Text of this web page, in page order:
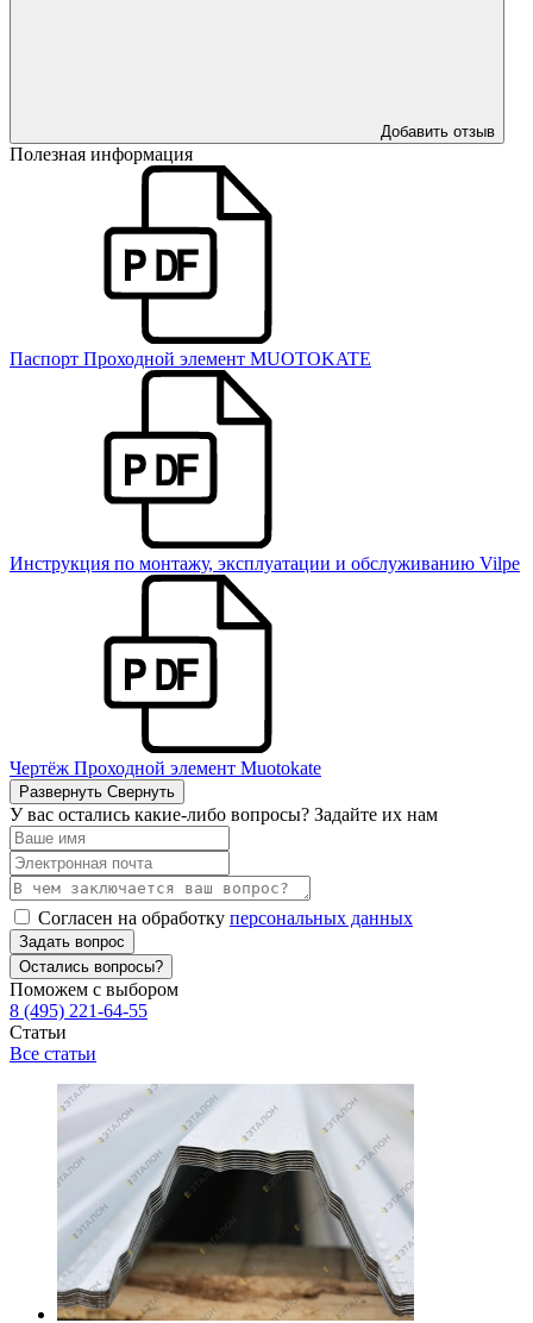
Добавить отзыв
Полезная информация
Паспорт Проходной элемент MUOTOKATE
Инструкция по монтажу, эксплуатации и обслуживанию Vilpe
Чертёж Проходной элемент Muotokate
Развернуть Свернуть
У вас остались какие-либо вопросы? Задайте их нам
Согласен на обработку персональных данных
Задать вопрос
Остались вопросы?
Поможем с выбором
8 (495) 221-64-55
Статьи
Все статьи